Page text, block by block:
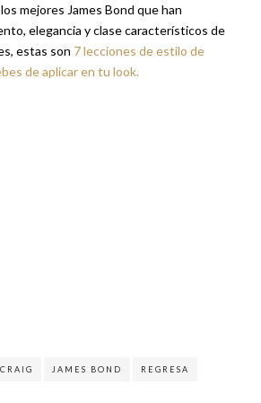
mejores James Bond que han
elegancia y clase característicos de
estas son 7 lecciones de estilo de
de aplicar en tu look.
JAMES BOND REGRESA